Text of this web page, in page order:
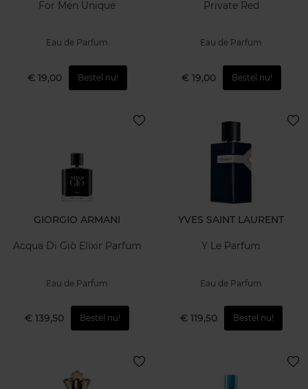
For Men Unique
Eau de Parfum
€ 19,00 Bestel nu!
Private Red
Eau de Parfum
€ 19,00 Bestel nu!
GIORGIO ARMANI
Acqua Di Giò Elixir Parfum
Eau de Parfum
€ 139,50 Bestel nu!
YVES SAINT LAURENT
Y Le Parfum
Eau de Parfum
€ 119,50 Bestel nu!